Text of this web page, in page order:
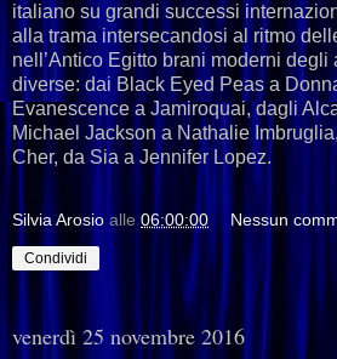
italiano su grandi successi
alla trama intersecandosi al ritmo
nell’Antico Egitto brani moderni
diverse: dai Black Eyed Peas a
Evanescence a Jamiroquai, dagli
Michael Jackson a Nathalie
Cher, da Sia a Jennifer Lopez.
Silvia Arosio alle 06:00:00 Nessun
Condividi
venerdì 25 novembre 2016